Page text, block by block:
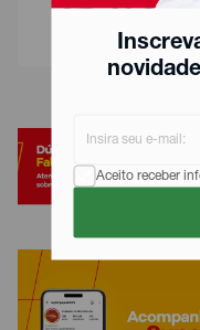
Aceito receber